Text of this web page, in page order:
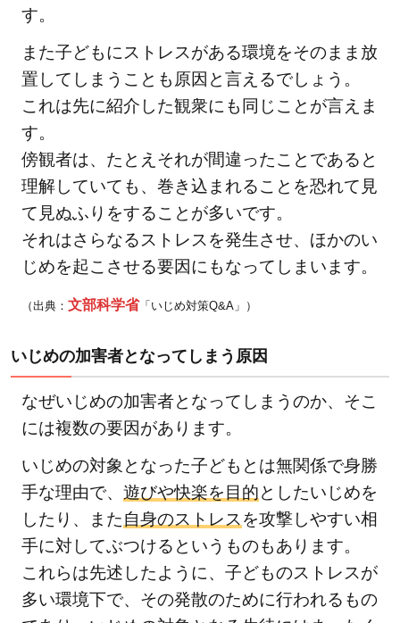
す。
また子どもにストレスがある環境をそのまま放
置してしまうことも原因と言えるでしょう。
これは先に紹介した観衆にも同じことが言えま
す。
傍観者は、たとえそれが間違ったことであると
理解していても、巻き込まれることを恐れて見
て見ぬふりをすることが多いです。
それはさらなるストレスを発生させ、ほかのい
じめを起こさせる要因にもなってしまいます。
（出典： 文部科学省「いじめ対策Q&A」）
いじめの加害者となってしまう原因
なぜいじめの加害者となってしまうのか、そこ
には複数の要因があります。
いじめの対象となった子どもとは無関係で身勝
手な理由で、 遊びや快楽を目的としたいじめを
したり、また自身のストレス を攻撃しやすい相
手に対してぶつけるというものもあります。
これらは先述したように、子どものストレスが
多い環境下で、その発散のために行われるもの